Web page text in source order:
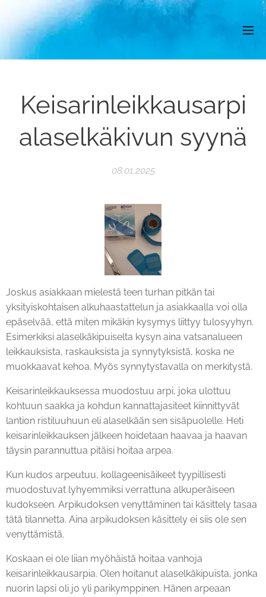
Keisarinleikkausarpi
alaselkäkivun syynä
08.01.2025
Joskus asiakkaan mielestä teen turhan pitkän tai
yksityiskohtaisen alkuhaastattelun ja asiakkaalla voi olla
epäselvää, että miten mikäkin kysymys liittyy tulosyyhyn.
Esimerkiksi alaselkäkipuiselta kysyn aina vatsanalueen
leikkauksista, raskauksista ja synnytyksistä, koska ne
muokkaavat kehoa. Myös synnytystavalla on merkitystä.
Keisarinleikkauksessa muodostuu arpi, joka ulottuu
kohtuun saakka ja kohdun kannattajasiteet kiinnittyvät
lantion ristiluuhuun eli alaselkään sen sisäpuolelle. Heti
keisarinleikkauksen jälkeen hoidetaan haavaa ja haavan
täysin parannuttua pitäisi hoitaa arpea.
Kun kudos arpeutuu, kollageenisäikeet tyypillisesti
muodostuvat lyhyemmiksi verrattuna alkuperäiseen
kudokseen. Arpikudoksen venyttäminen tai käsittely tasaa
tätä tilannetta. Aina arpikudoksen käsittely ei siis ole sen
venyttämistä.
Koskaan ei ole liian myöhäistä hoitaa vanhoja
keisarinleikkausarpia. Olen hoitanut alaselkäkipuista, jonka
nuorin lapsi oli jo yli parikymppinen. Hänen arpeaan